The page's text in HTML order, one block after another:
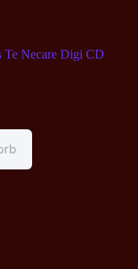
Te Necare Digi CD